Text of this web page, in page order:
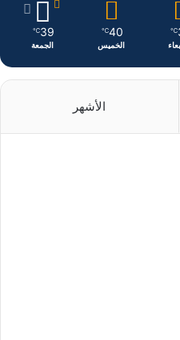
℃
40
℃
الخميس
39
℃
الجمعة
الأشهر